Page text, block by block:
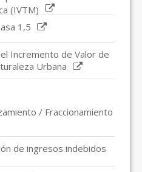
(IVTM)
1,5
Incremento de Valor de
Urbana
/ Fraccionamiento
de ingresos indebidos